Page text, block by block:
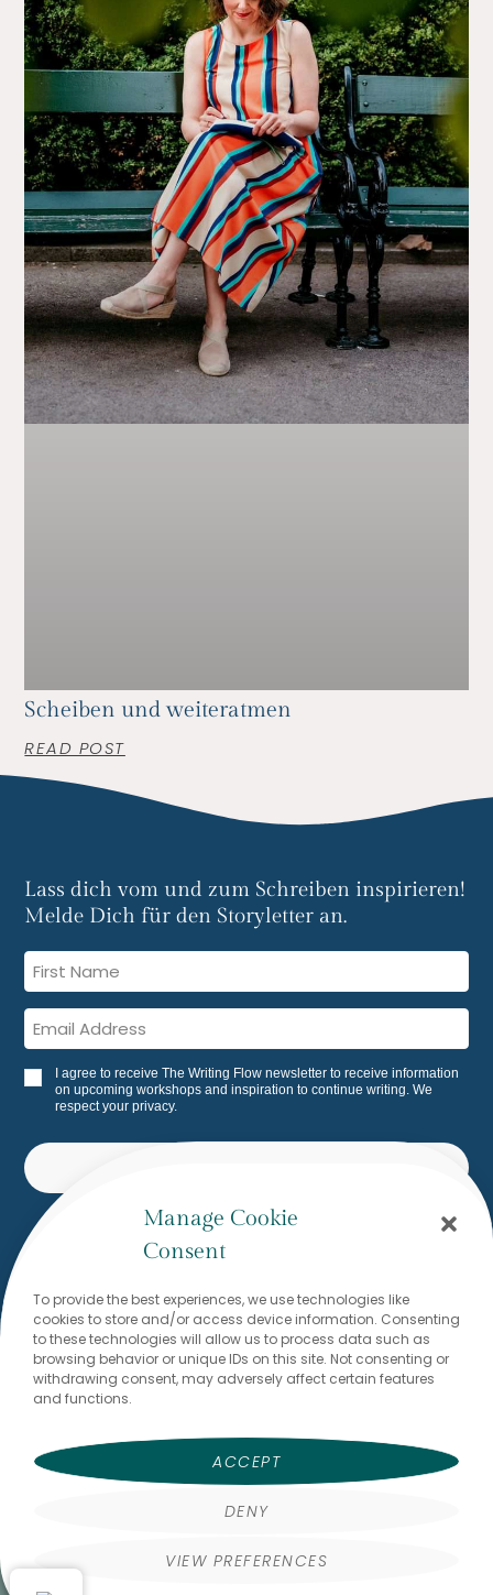
Manage Cookie
Consent
To provide the best experiences, we use technologies like
cookies to store and/or access device information. Consenting
to these technologies will allow us to process data such as
browsing behavior or unique IDs on this site. Not consenting or
withdrawing consent, may adversely affect certain features
and functions.
ACCEPT
DENY
VIEW PREFERENCES
Scheiben und weiteratmen
READ POST
Lass dich vom und zum Schreiben inspirieren!
Melde Dich für den Storyletter an.
I agree to receive The Writing Flow newsletter to receive information
on upcoming workshops and inspiration to continue writing. We
respect your privacy.
Would you like to write to me? I
look forward to reading from
you!
stefanie@thewritingflow.com